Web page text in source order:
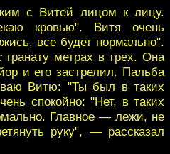
с Витей лицом к лицу.
кровью". Витя очень
все будет нормально".
гранату метрах в трех. Она
и его застрелил. Пальба
Витю: "Ты был в таких
спокойно: "Нет, в таких
Главное — лежи, не
руку", — рассказал